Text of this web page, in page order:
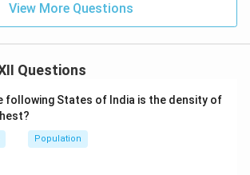
View More Questions
Questions
following States of India is the density of
Population